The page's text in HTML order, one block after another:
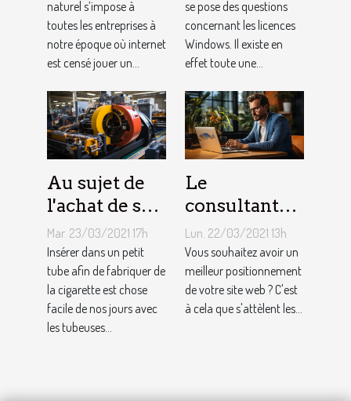
SEO
naturel s’impose à
toutes les entreprises à
notre époque où internet
est censé jouer un...
se pose des questions
concernant les licences
Windows. Il existe en
effet toute une...
Au sujet de
l'achat de sa
propre
machine à
tuber : où
s’en procurer
et pourquoi ?
Mar. 23/03/2021 17h
Insérer dans un petit
tube afin de fabriquer de
la cigarette est chose
facile de nos jours avec
les tubeuses...
Le
consultant
SEO : que
faut-il savoir
?
Lun. 22/03/2021 13h
Vous souhaitez avoir un
meilleur positionnement
de votre site web ? C'est
à cela que s'attèlent les...